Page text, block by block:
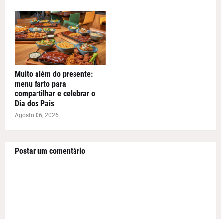
Muito além do presente:
menu farto para
compartilhar e celebrar o
Dia dos Pais
Agosto 06, 2026
Postar um comentário